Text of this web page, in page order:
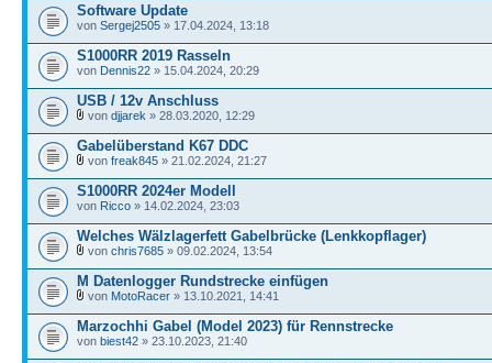
Software Update
von Sergej2505 » 17.04.2024, 13:18
S1000RR 2019 Rasseln
von Dennis22 » 15.04.2024, 20:29
USB / 12v Anschluss
von djjarek » 28.03.2020, 12:29
Gabelüberstand K67 DDC
von freak845 » 21.02.2024, 21:27
S1000RR 2024er Modell
von Ricco » 14.02.2024, 23:03
Welches Wälzlagerfett Gabelbrücke (Lenkkopflager)
von chris7685 » 09.02.2024, 13:54
M Datenlogger Rundstrecke einfügen
von MotoRacer » 13.10.2021, 14:41
Marzochhi Gabel (Model 2023) für Rennstrecke
von biest42 » 23.10.2023, 21:40